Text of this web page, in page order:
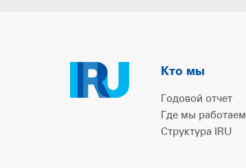
Кто мы
Годовой отчет
Где мы работаем
Структура IRU